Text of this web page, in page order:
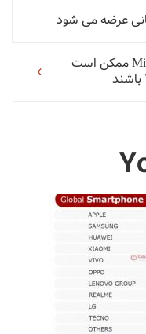
گوشی های Mi A3 و Mi A3 Lite ممکن است